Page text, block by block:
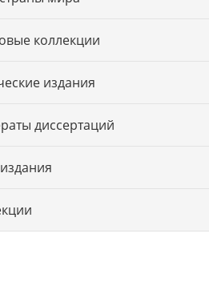
коллекции
издания
диссертаций